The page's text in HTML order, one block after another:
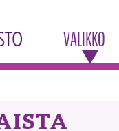
VALIKKO